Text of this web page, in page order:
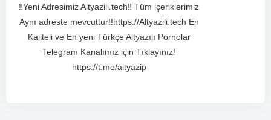
‼️Yeni Adresimiz Altyazili.tech‼️ Tüm içeriklerimiz
Aynı adreste mevcuttur!!https://Altyazili.tech En
Kaliteli ve En yeni Türkçe Altyazılı Pornolar
Telegram Kanalımız için Tıklayınız!
https://t.me/altyazip